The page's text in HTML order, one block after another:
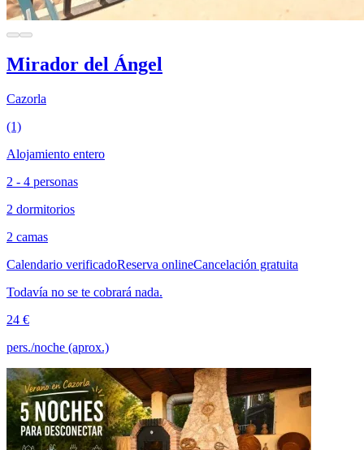
Mirador del Ángel
Cazorla
(1)
Alojamiento entero
2 - 4 personas
2 dormitorios
2 camas
Calendario verificadoReserva onlineCancelación gratuita
Todavía no se te cobrará nada.
24 €
pers./noche (aprox.)